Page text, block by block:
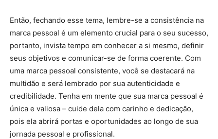
Então, fechando esse tema, lembre-se a consistência na
marca pessoal é um elemento crucial para o seu sucesso,
portanto, invista tempo em conhecer a si mesmo, definir
seus objetivos e comunicar-se de forma coerente. Com
uma marca pessoal consistente, você se destacará na
multidão e será lembrado por sua autenticidade e
credibilidade. Tenha em mente que sua marca pessoal é
única e valiosa – cuide dela com carinho e dedicação,
pois ela abrirá portas e oportunidades ao longo de sua
jornada pessoal e profissional.